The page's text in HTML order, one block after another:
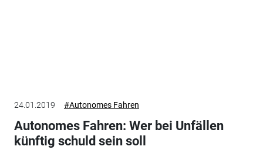
24.01.2019 #Autonomes Fahren
Autonomes Fahren: Wer bei Unfällen
künftig schuld sein soll